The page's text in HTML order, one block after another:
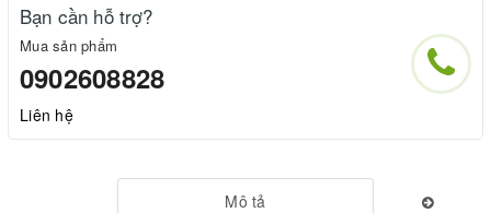
Bạn cần hỗ trợ?
Mua sản phẩm
0902608828
Liên hệ
Mô tả